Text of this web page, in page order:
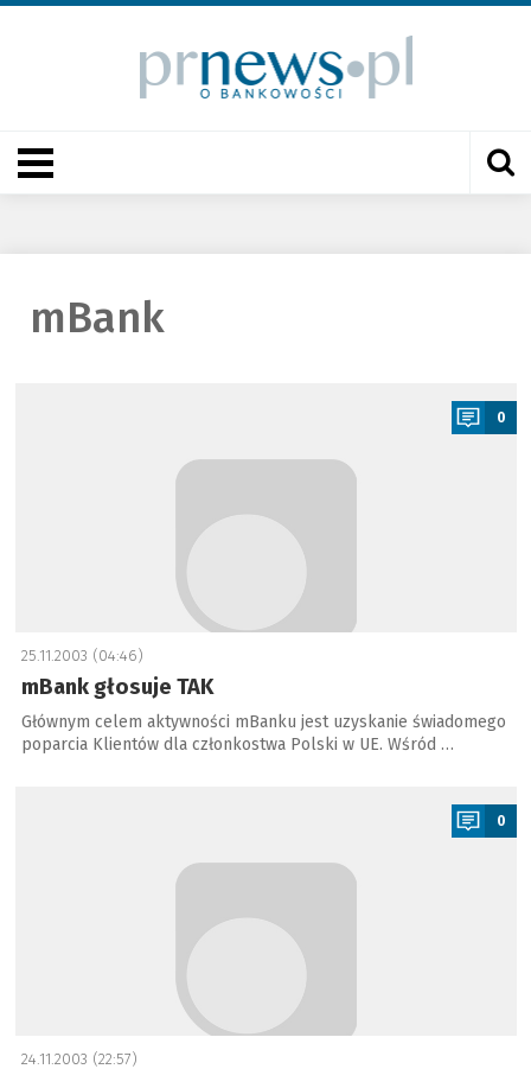
mBank
0
25.11.2003 (04:46)
mBank głosuje TAK
Głównym celem aktywności mBanku jest uzyskanie świadomego
poparcia Klientów dla członkostwa Polski w UE. Wśród …
0
24.11.2003 (22:57)